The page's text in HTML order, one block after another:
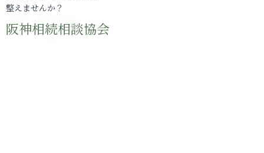
整えませんか？
阪神相続相談協会